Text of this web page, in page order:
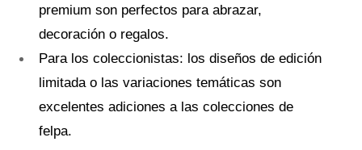
premium son perfectos para abrazar,
decoración o regalos.
Para los coleccionistas: los diseños de edición
limitada o las variaciones temáticas son
excelentes adiciones a las colecciones de
felpa.